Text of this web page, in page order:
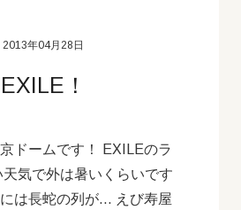
2013年04月28日
EXILE！
ドームです！ EXILEのラ
気で外は暑いくらいです
は長蛇の列が… えび寿屋